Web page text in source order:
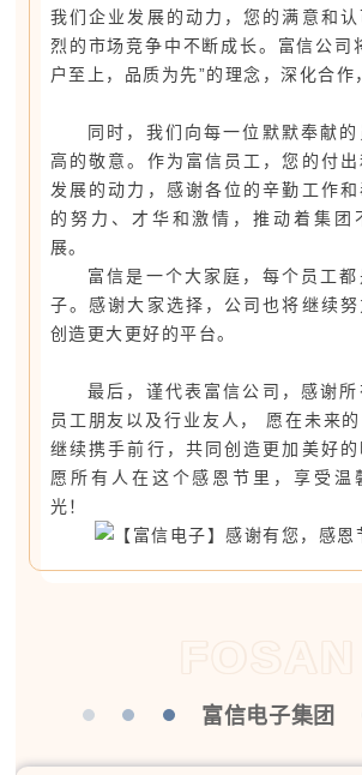
我们企业发展的动力，您的满意和
烈的市场竞争中不断成长。富信公司
户至上，品质为先”的理念，深化合作
同时，我们向每一位默默奉献
高的敬意。 作为 富信 员工，您的付
发展的动力，感谢各位的辛勤工作
的努力、才华和激情，推动着集团
展。
富信是一个大家庭，每个员工
子。感谢大家选择，公司也将继续
创造更大更好的平台。
最后 ，谨代表富信公司，感谢所
员工朋友以及行业友人， 愿在未来
继续携手前行，共同创造更加美好
愿所有人在这个感恩节里，享受温
光！
富信电子集团